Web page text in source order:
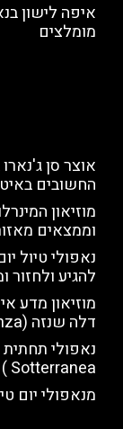
איפה לישון
מומלצים
אוצר סן
החשובים
מוזיאון
וממצאים
נאפולי טיול
להגיע ולחזור
מוזיאון מדע
דלה שנזה (Città della Scienza)
Sotterranea ) היא משהו שאסור לפספס
מנאפולי יום